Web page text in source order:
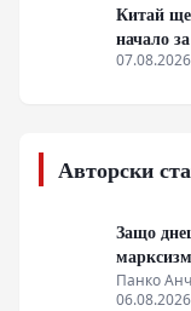
Китай
начало
пет
Авторски
Защо
Панко